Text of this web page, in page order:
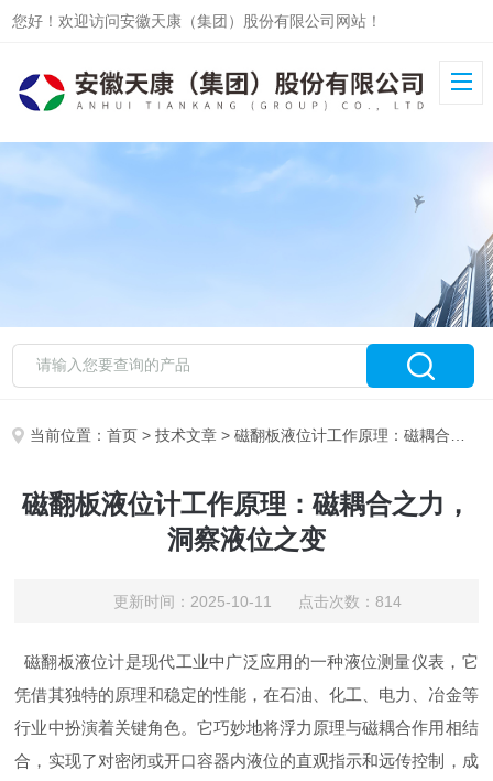
您好！欢迎访问安徽天康（集团）股份有限公司网站！
当前位置：首页 >技术文章 > 磁翻板液位计工作原理：磁耦合之力，洞察液位之变
磁翻板液位计工作原理：磁耦合之力，
洞察液位之变
更新时间：2025-10-11 点击次数：814
磁翻板液位计是现代工业中广泛应用的一种液位测量仪表，它
凭借其独特的原理和稳定的性能，在石油、化工、电力、冶金等
行业中扮演着关键角色。它巧妙地将浮力原理与磁耦合作用相结
合，实现了对密闭或开口容器内液位的直观指示和远传控制，成